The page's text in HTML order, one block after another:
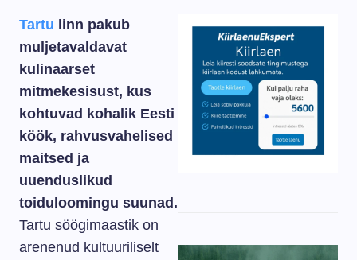
Tartu linn pakub
muljetavaldavat
kulinaarset
mitmekesisust, kus
kohtuvad kohalik Eesti
köök, rahvusvahelised
maitsed ja
uuenduslikud
toiduloomingu suunad.
Tartu söögimaastik on
arenenud kultuuriliselt